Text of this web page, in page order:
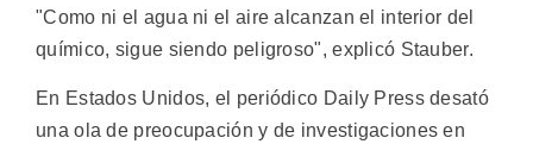
"Como ni el agua ni el aire alcanzan el interior del
químico, sigue siendo peligroso", explicó Stauber.
En Estados Unidos, el periódico Daily Press desató
una ola de preocupación y de investigaciones en